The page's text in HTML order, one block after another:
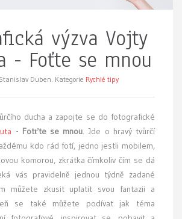
výzva Vojty
- Foťte se mnou
Duben. Kategorie Rychlé tipy
ducha a zapojte se do fotografické
- Fotťte se mnou. Jde o hravý tvůrčí
kdo rád fotí, jedno jestli mobilem,
komorou, zkrátka čímkoliv čím se dá
vás pravidelně jednou týdně zadané
můžete zkusit uplatit svou fantazii a
se také můžete podívat jak téma